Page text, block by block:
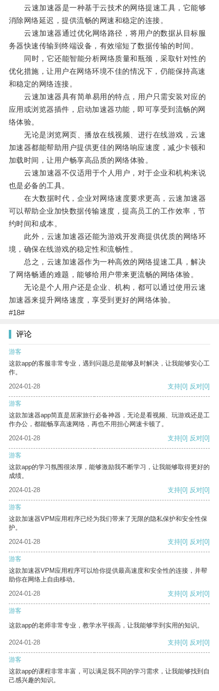
云速加速器是一种基于云技术的网络提速工具，它能够
消除网络延迟，提供流畅的网速和稳定的连接。
云速加速器通过优化网络路径，将用户的数据从目标服
务器快速传输到终端设备，有效缩短了数据传输的时间。
同时，它还能智能分析网络质量和瓶颈，采取针对性的
优化措施，让用户在网络环境不佳的情况下，仍能保持高速
和稳定的网络连接。
云速加速器具有简单易用的特点，用户只需安装对应的
应用或浏览器插件，启动加速器功能，即可享受到流畅的网
络体验。
无论是浏览网页、播放在线视频、进行在线游戏，云速
加速器都能帮助用户提供更佳的网络响应速度，减少卡顿和
加载时间，让用户畅享高品质的网络体验。
云速加速器不仅适用于个人用户，对于企业和机构来说
也是必备的工具。
在大数据时代，企业对网络速度要求更高，云速加速器
可以帮助企业加快数据传输速度，提高员工的工作效率，节
约时间和成本。
此外，云速加速器还能为游戏开发商提供优质的网络环
境，确保在线游戏的稳定性和流畅性。
总之，云速加速器作为一种高效的网络提速工具，解决
了网络畅通的难题，能够给用户带来更流畅的网络体验。
无论是个人用户还是企业、机构，都可以通过使用云速
加速器来提升网络速度，享受到更好的网络体验。
#18#
评论
游客
这款app的客服非常专业，遇到问题总是能够及时解决，让我能够安心工
作。
2024-01-28
支持[0] 反对[0]
游客
这款加速器app简直是居家旅行必备神器，无论是看视频、玩游戏还是工
作办公，都能畅享高速网络，再也不用担心网速卡顿了。
2024-01-28
支持[0] 反对[0]
游客
这款app的学习氛围很浓厚，能够激励我不断学习，让我能够取得更好的
成绩。
2024-01-28
支持[0] 反对[0]
游客
这款加速器VPM应用程序已经为我们带来了无限的隐私保护和安全性保
护。
2024-01-28
支持[0] 反对[0]
游客
这款加速器VPM应用程序可以给你提供最高速度和安全性的连接，并帮
助你在网络上自由移动。
2024-01-28
支持[0] 反对[0]
游客
这款app的老师非常专业，教学水平很高，让我能够学到实用的知识。
2024-01-28 支持[0] 反对[0]
游客
这款app的课程非常丰富，可以满足我不同的学习需求，让我能够找到自
己感兴趣的知识。